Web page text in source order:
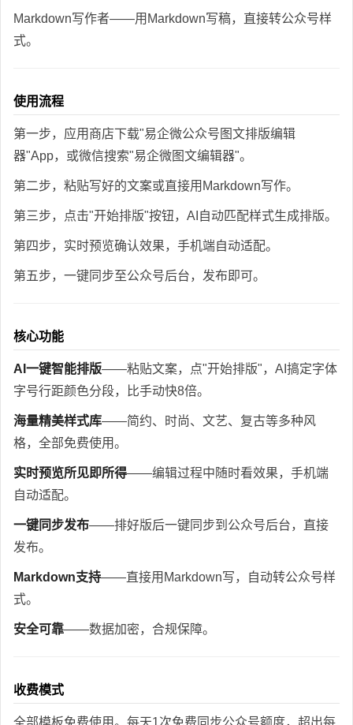
Markdown写作者——用Markdown写稿，直接转公众号样
式。
使用流程
第一步，应用商店下载"易企微公众号图文排版编辑
器"App，或微信搜索"易企微图文编辑器"。
第二步，粘贴写好的文案或直接用Markdown写作。
第三步，点击"开始排版"按钮，AI自动匹配样式生成排版。
第四步，实时预览确认效果，手机端自动适配。
第五步，一键同步至公众号后台，发布即可。
核心功能
AI一键智能排版——粘贴文案，点"开始排版"，AI搞定字体
字号行距颜色分段，比手动快8倍。
海量精美样式库——简约、时尚、文艺、复古等多种风
格，全部免费使用。
实时预览所见即所得——编辑过程中随时看效果，手机端
自动适配。
一键同步发布——排好版后一键同步到公众号后台，直接
发布。
Markdown支持——直接用Markdown写，自动转公众号样
式。
安全可靠——数据加密，合规保障。
收费模式
全部模板免费使用。每天1次免费同步公众号额度，超出每